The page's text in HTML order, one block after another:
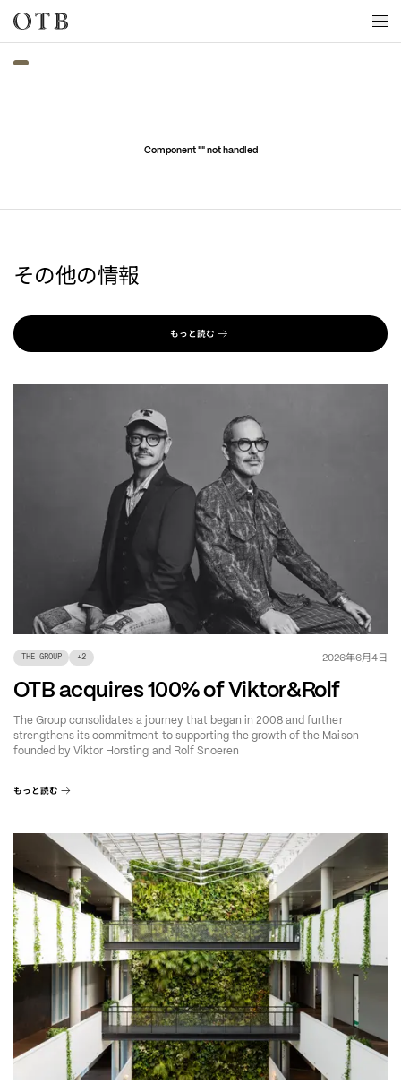
Skip to main content
Component "" not handled
その他の情報
もっと読む
THE GROUP +2 2026年6月4日
OTB acquires 100% of Viktor&Rolf
The Group consolidates a journey that began in 2008 and further
strengthens its commitment to supporting the growth of the Maison
founded by Viktor Horsting and Rolf Snoeren
もっと読む